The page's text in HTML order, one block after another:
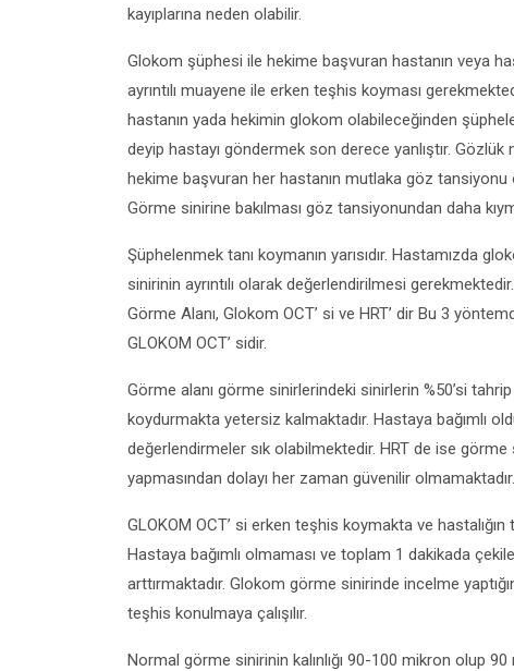
kayıplarına neden olabilir.
Glokom şüphesi ile hekime başvuran hastanın veya
ayrıntılı muayene ile erken teşhis koyması
hastanın yada hekimin glokom olabileceğinden
deyip hastayı göndermek son derece yanlıştır.
hekime başvuran her hastanın mutlaka göz tansiyonu
Görme sinirine bakılması göz tansiyonundan daha
Şüphelenmek tanı koymanın yarısıdır. Hastamızda
sinirinin ayrıntılı olarak değerlendirilmesi
Görme Alanı, Glokom OCT’ si ve HRT’ dir Bu 3
GLOKOM OCT’ sidir.
Görme alanı görme sinirlerindeki sinirlerin %50’si
koydurmakta yetersiz kalmaktadır. Hastaya bağımlı
değerlendirmeler sık olabilmektedir. HRT de ise görme
yapmasından dolayı her zaman güvenilir olmamaktadır.
GLOKOM OCT’ si erken teşhis koymakta ve
Hastaya bağımlı olmaması ve toplam 1 dakikada
arttırmaktadır. Glokom görme sinirinde incelme
teşhis konulmaya çalışılır.
Normal görme sinirinin kalınlığı 90-100 mikron olup